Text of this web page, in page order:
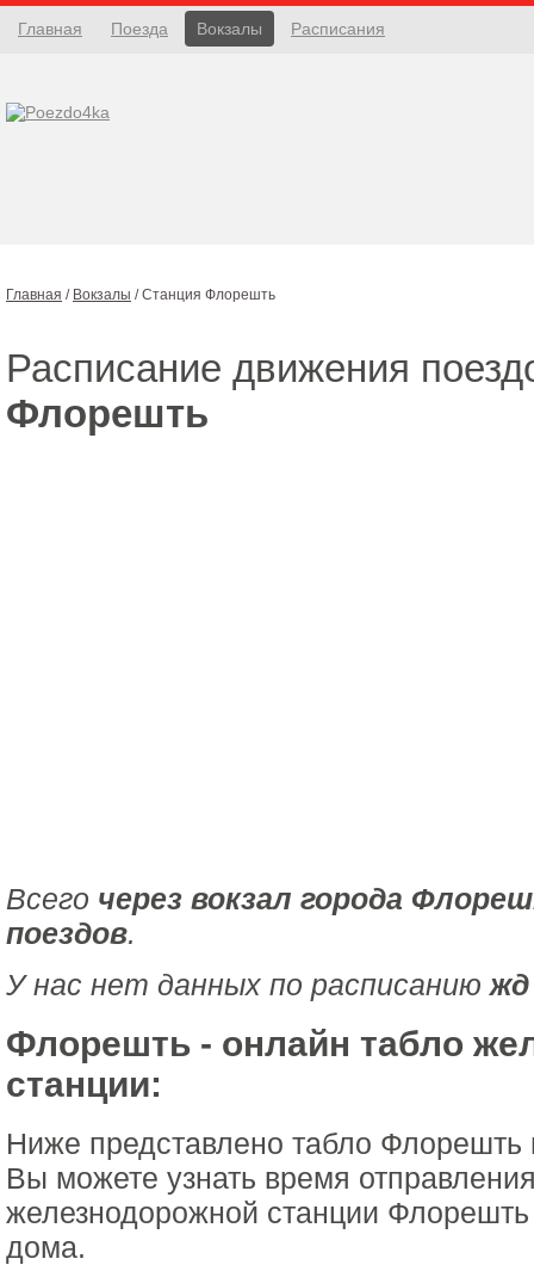
Главная Поезда Вокзалы Расписания
Главная / Вокзалы /Станция Флорешть
Расписание движения
Флорешть
Всего через вокзал города
поездов.
У нас нет данных по расписанию
Флорешть - онлайн табло
станции:
Ниже представлено табло
Вы можете узнать время
железнодорожной станции
дома.